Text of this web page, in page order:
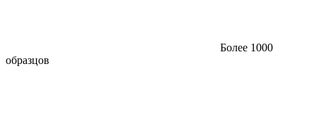
Более 1000
образцов